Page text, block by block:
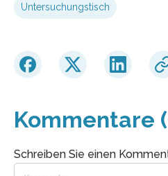
Untersuchungstisch
Kommentare
Schreiben Sie einen